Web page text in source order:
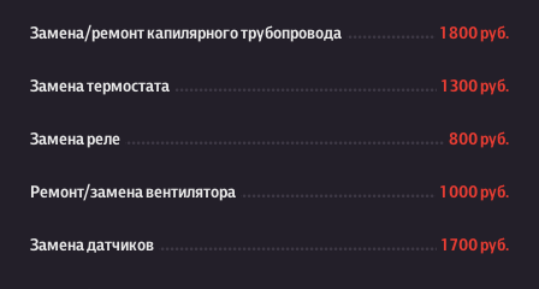
Замена/ремонт капилярного трубопровода 1 800 руб.
Замена термостата 1 300 руб.
Замена реле 800 руб.
Ремонт/замена вентилятора 1 000 руб.
Замена датчиков 1 700 руб.